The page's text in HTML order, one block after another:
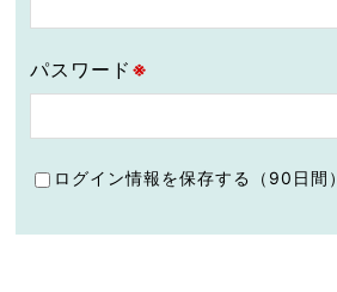
パスワード ※
ログイン情報を保存する（90日間）